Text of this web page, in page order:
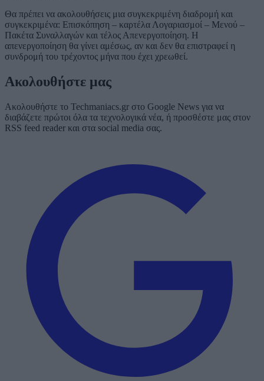
Θα πρέπει να ακολουθήσεις μια συγκεκριμένη διαδρομή και
συγκεκριμένα: Επισκόπηση – καρτέλα Λογαριασμοί – Μενού –
Πακέτα Συναλλαγών και τέλος Απενεργοποίηση. Η
απενεργοποίηση θα γίνει αμέσως, αν και δεν θα επιστραφεί η
συνδρομή του τρέχοντος μήνα που έχει χρεωθεί.
Ακολουθήστε μας
Ακολουθήστε το Techmaniacs.gr στο Google News για να
διαβάζετε πρώτοι όλα τα τεχνολογικά νέα, ή προσθέστε μας στον
RSS feed reader και στα social media σας.